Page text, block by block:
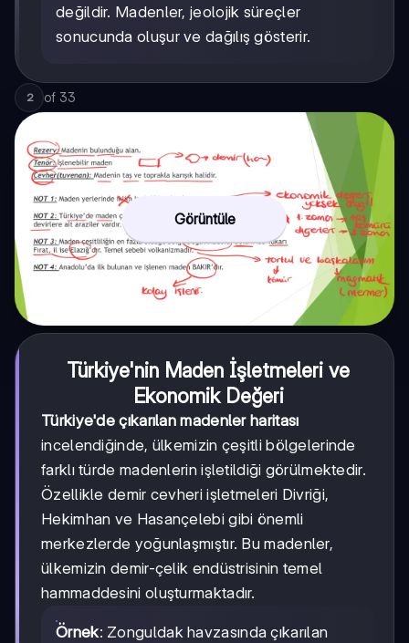
değildir. Madenler, jeolojik süreçler
sonucunda oluşur ve dağılış gösterir.
2 of 33
Görüntüle
Türkiye'nin Maden İşletmeleri ve
Ekonomik Değeri
Türkiye'de çıkarılan madenler haritası
incelendiğinde, ülkemizin çeşitli bölgelerinde
farklı türde madenlerin işletildiği görülmektedir.
Özellikle demir cevheri işletmeleri Divriği,
Hekimhan ve Hasançelebi gibi önemli
merkezlerde yoğunlaşmıştır. Bu madenler,
ülkemizin demir-çelik endüstrisinin temel
hammaddesini oluşturmaktadır.
Örnek: Zonguldak havzasında çıkarılan